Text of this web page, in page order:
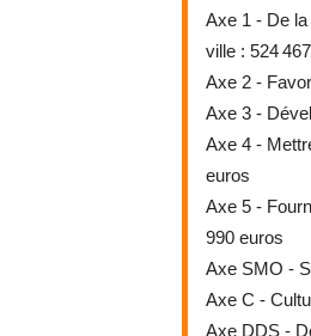
Axe 1 - De
ville : 524
Axe 2 -
Axe 3 -
Axe 4 -
euros
Axe 5 -
990 euros
Axe SMO -
Axe C -
Axe DDS -